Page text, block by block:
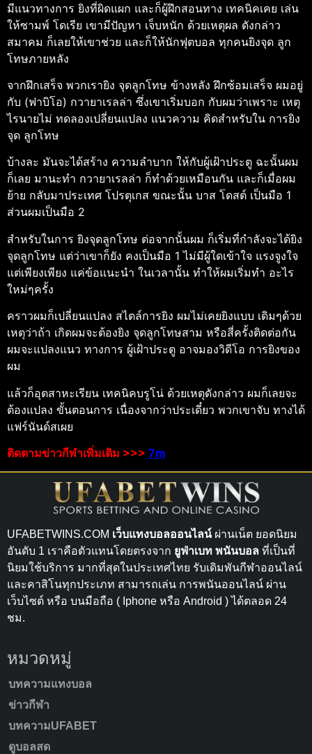
มีแนวทางการ ยิงที่ผิดแผก และก็ผู้ฝึกสอนทาง เทคนิคเคย เล่น
ให้ซามพ์ โดเรีย เขามีปัญหา เจ็บหนัก ด้วยเหตุผล ดังกล่าว
สมาคม ก็เลยให้เขาช่วย และก็ให้นักฟุตบอล ทุกคนยิงจุด ลูก
โทษภายหลัง
จากฝึกเสร็จ พวกเรายิง จุดลูกโทษ ข้างหลัง ฝึกซ้อมเสร็จ ผมอยู่
กับ (ฟาบิโอ) กวายาเรลล่า ซึ่งเขาเริ่มบอก กับผมว่าเพราะ เหตุ
ไรนายไม่ ทดลองเปลี่ยนแปลง แนวความ คิดสำหรับใน การยิง
จุด ลูกโทษ
บ้างละ มันจะได้สร้าง ความลำบาก ให้กับผู้เฝ้าประตู ฉะนั้นผม
ก็เลย มานะทำ กวายาเรลล่า ก็ทำด้วยเหมือนกัน และก็เมื่อผม
ย้าย กลับมาประเทศ โปรตุเกส ขณะนั้น บาส โดสต์ เป็นมือ 1
ส่วนผมเป็นมือ 2
สำหรับในการ ยิงจุดลูกโทษ ต่อจากนั้นผม ก็เริ่มที่กำลังจะได้ยิง
จุดลูกโทษ แต่ว่าเขาก็ยัง คงเป็นมือ 1 ไม่มีผู้ใดเข้าใจ แรงจูงใจ
แต่เพียงเพียง แค่ข้อแนะนำ ในเวลานั้น ทำให้ผมเริ่มทำ อะไร
ใหม่ๆครั้ง
คราวผมก็เปลี่ยนแปลง สไตล์การยิง ผมไม่เคยยิงแบบ เดิมๆด้วย
เหตุว่าถ้า เกิดผมจะต้องยิง จุดลูกโทษสาม หรือสี่ครั้งติดต่อกัน
ผมจะแปลงแนว ทางการ ผู้เฝ้าประตู อาจมองวิดีโอ การยิงของ
ผม
แล้วก็อุตสาหะเรียน เทคนิคบรูโน่ ด้วยเหตุดังกล่าว ผมก็เลยจะ
ต้องแปลง ขั้นตอนการ เนื่องจากว่าประเดี๋ยว พวกเขาจับ ทางได้
แฟร์นันด์สเผย
ติดตามข่าวกีฬาเพิ่มเติม >>> 7m
UFABETWINS.COM เว็บแทงบอลออนไลน์ผ่านเน็ต ยอดนิยม
อันดับ 1 เราคือตัวแทนโดยตรงจาก ยูฟ่าเบท พนันบอล ที่เป็นที่
นิยมใช้บริการ มากที่สุดในประเทศไทย รับเดิมพันกีฬาออนไลน์
และคาสิโนทุกประเภท สามารถเล่น การพนันออนไลน์ ผ่าน
เว็บไซต์ หรือ บนมือถือ ( Iphone หรือ Android ) ได้ตลอด 24
ชม.
หมวดหมู่
บทความแทงบอล
ข่าวกีฬา
บทความUFABET
ดูบอลสด